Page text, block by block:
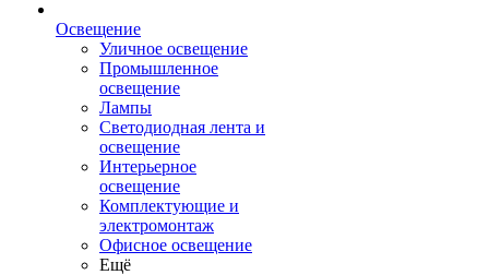
Освещение
Уличное освещение
Промышленное
освещение
Лампы
Светодиодная лента и
освещение
Интерьерное
освещение
Комплектующие и
электромонтаж
Офисное освещение
Ещё